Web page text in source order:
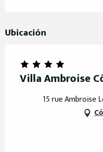
Ubicación
Villa Ambroise
15 rue Ambroise